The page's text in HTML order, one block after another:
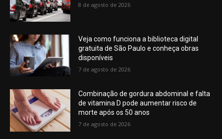
8 de agosto de 2026
Veja como funciona a biblioteca digital
gratuita de São Paulo e conheça obras
disponíveis
7 de agosto de 2026
Combinação de gordura abdominal e falta
de vitamina D pode aumentar risco de
morte após os 50 anos
7 de agosto de 2026